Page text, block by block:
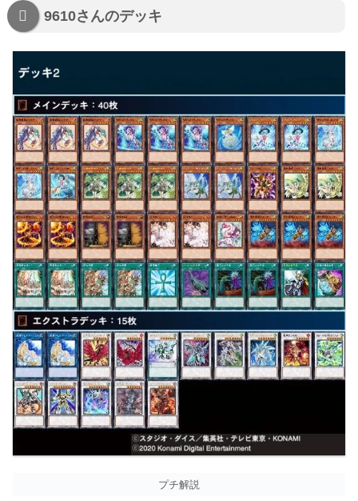
9610さんのデッキ
プチ解説